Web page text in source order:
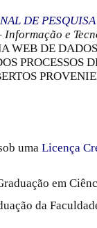
DE
Informação e
WEB DE
PROCESSOS
uma Licença
em
da